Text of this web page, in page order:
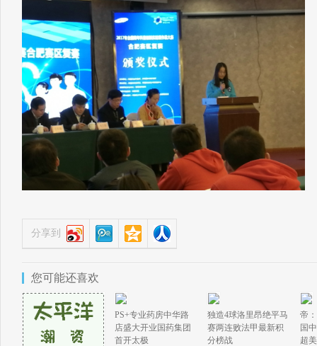
分享到
您可能还喜欢
PS+专业药房中华路
店盛大开业国药集团
首开太极
独造4球洛里昂绝平马
赛两连败法甲最新积
分榜战
帝
国
超美